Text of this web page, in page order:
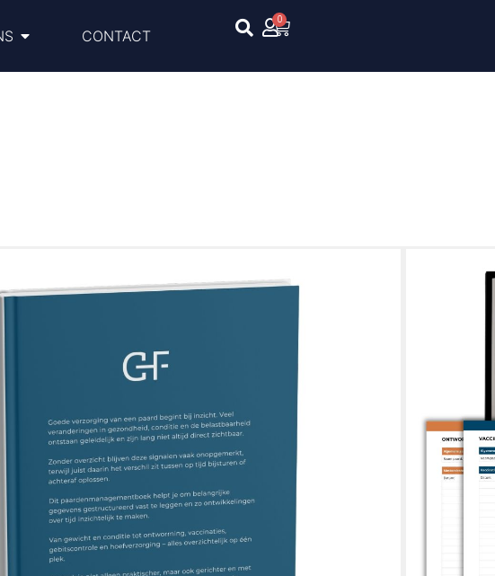
CONTACT
0
| Geschikt voor 1
verzorging en controles van je paard overzichtelijk
A5-boek helpt je om belangrijke gegevens zoals
ontworming, hoefsmid en conditie gestructureerd vast te
je veranderingen sneller, herken je verbanden en kun je
het bijhouden van één tot vijf paarden.